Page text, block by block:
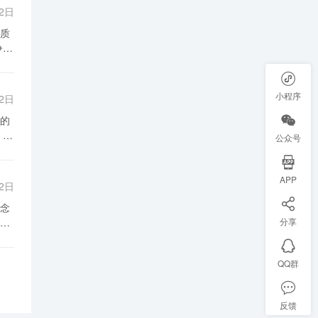
日
日
日
小程序
公众号
APP
分享
QQ群
反馈